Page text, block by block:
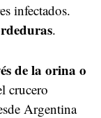
infectados.
.
de la orina o
crucero
Argentina